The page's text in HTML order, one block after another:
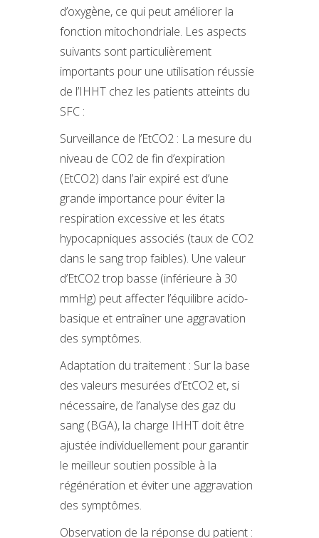
d’oxygène, ce qui peut améliorer la
fonction mitochondriale. Les aspects
suivants sont particulièrement
importants pour une utilisation réussie
de l’IHHT chez les patients atteints du
SFC :
Surveillance de l’EtCO2 : La mesure du
niveau de CO2 de fin d’expiration
(EtCO2) dans l’air expiré est d’une
grande importance pour éviter la
respiration excessive et les états
hypocapniques associés (taux de CO2
dans le sang trop faibles). Une valeur
d’EtCO2 trop basse (inférieure à 30
mmHg) peut affecter l’équilibre acido-
basique et entraîner une aggravation
des symptômes.
Adaptation du traitement : Sur la base
des valeurs mesurées d’EtCO2 et, si
nécessaire, de l’analyse des gaz du
sang (BGA), la charge IHHT doit être
ajustée individuellement pour garantir
le meilleur soutien possible à la
régénération et éviter une aggravation
des symptômes.
Observation de la réponse du patient :